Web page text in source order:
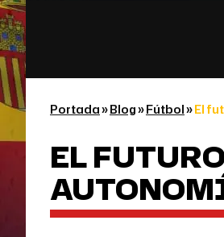
Portada»Blog»Fútbol»El
EL